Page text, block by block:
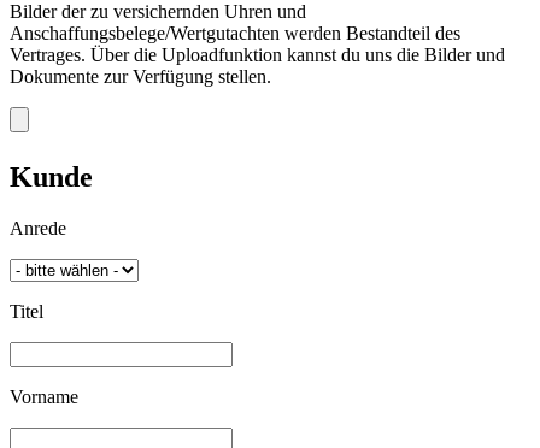
Bilder der zu versichernden Uhren und
Anschaffungsbelege/Wertgutachten werden Bestandteil des
Vertrages. Über die Uploadfunktion kannst du uns die Bilder und
Dokumente zur Verfügung stellen.
Kunde
Anrede
Titel
Vorname